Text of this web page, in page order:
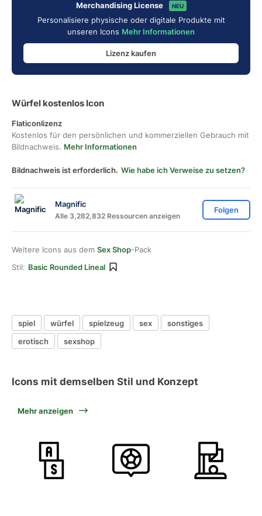
Merchandising License NEU
Personalisiere physische oder digitale Produkte mit
unseren Icons Mehr Informationen
Lizenz kaufen
Würfel kostenlos Icon
Flaticonlizenz
Kostenlos für den persönlichen und kommerziellen Gebrauch mit
Bildnachweis. Mehr Informationen
Bildnachweis ist erforderlich. Wie habe ich Verweise zu setzen?
Magnific
Alle 3,282,832 Ressourcen anzeigen
Folgen
Weitere Icons aus dem Sex Shop-Pack
Stil: Basic Rounded Lineal
spiel würfel spielzeug sex
sonstiges
erotisch
sexshop
Icons mit demselben Stil und Konzept
Mehr anzeigen